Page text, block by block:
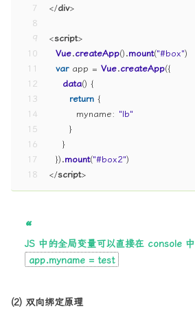
7
8
9
10
11
12
13
14
15
16
17
18
</div>
<script>
Vue.createApp().mount("#box")
var app = Vue.createApp({
data() {
return {
myname: "lb"
      }
    }
  }).
mount("#box2")
</script>
JS 中的全局变量可以直接在 console
app.myname = test
(2) 双向绑定原理